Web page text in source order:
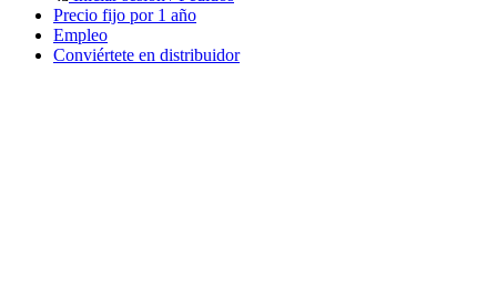
Precio fijo por 1 año
Empleo
Conviértete en distribuidor